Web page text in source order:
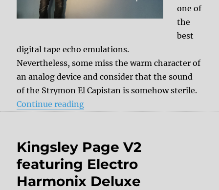
one of
the
best
digital tape echo emulations.
Nevertheless, some miss the warm character of
an analog device and consider that the sound
of the Strymon El Capistan is somehow sterile.
Continue reading“Ask the Dude: How to create the
Kingsley Page V2
featuring Electro
Harmonix Deluxe